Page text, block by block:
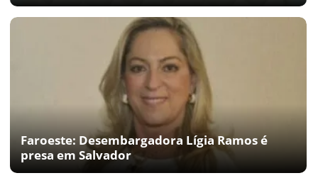
Faroeste: Desembargadora Lígia Ramos é
presa em Salvador